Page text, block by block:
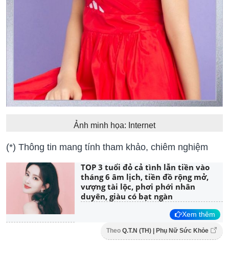
Ảnh minh họa: Internet
(*) Thông tin mang tính tham khảo, chiêm nghiệm
TOP 3 tuổi đỏ cả tình lẫn tiền vào
tháng 6 âm lịch, tiền đồ rộng mở,
vượng tài lộc, phơi phới nhân
duyên, giàu có bạt ngàn
Xem thêm
Theo Q.T.N (TH) | Phụ Nữ Sức Khỏe